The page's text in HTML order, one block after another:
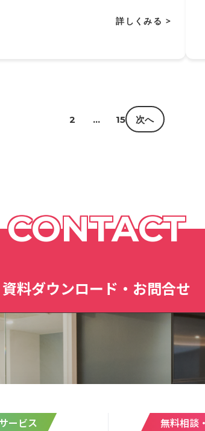
詳しくみる >
2 … 15 次へ
CONTACT
資料ダウンロード・お問合せ
ービス 無料相談